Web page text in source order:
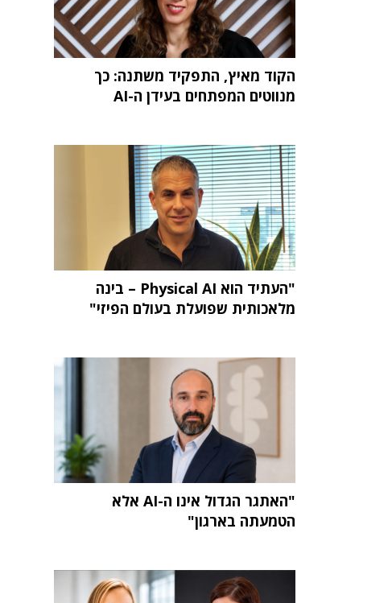
הקוד מאיץ, התפקיד משתנה: כך
מנווטים המפתחים בעידן ה-AI
"העתיד הוא Physical AI – בינה
מלאכותית שפועלת בעולם הפיזי"
"האתגר הגדול אינו ה-AI אלא
הטמעתה בארגון"